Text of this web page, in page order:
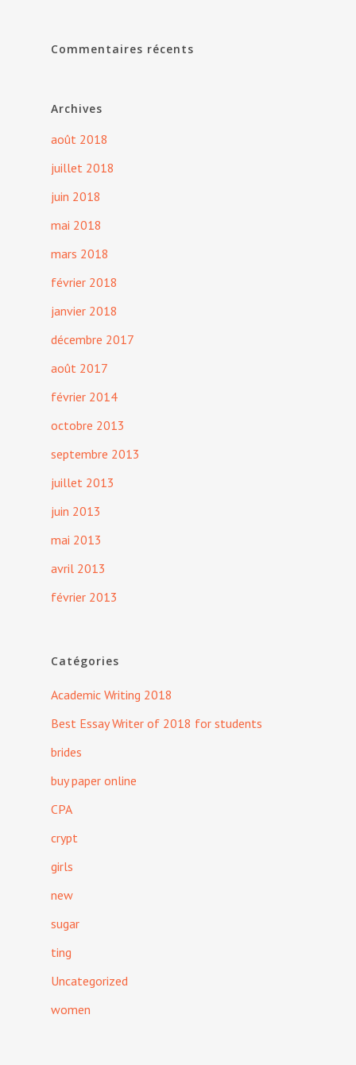
Commentaires récents
Archives
août 2018
juillet 2018
juin 2018
mai 2018
mars 2018
février 2018
janvier 2018
décembre 2017
août 2017
février 2014
octobre 2013
septembre 2013
juillet 2013
juin 2013
mai 2013
avril 2013
février 2013
Catégories
Academic Writing 2018
Best Essay Writer of 2018 for students
brides
buy paper online
CPA
crypt
girls
new
sugar
ting
Uncategorized
women